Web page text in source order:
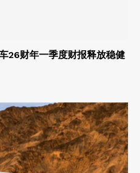
26财年一季度财报释放稳健